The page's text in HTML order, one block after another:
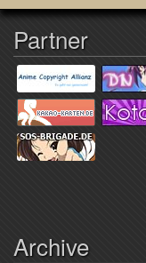
Partner
Archive